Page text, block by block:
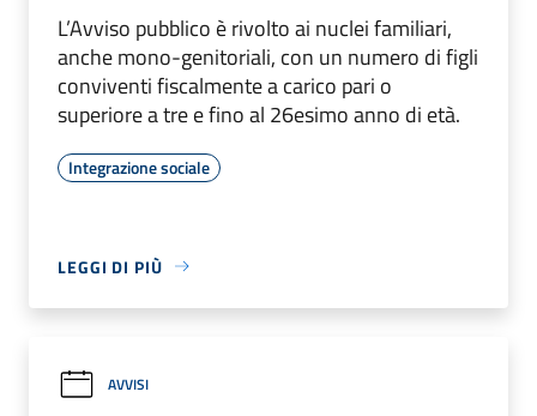
L’Avviso pubblico è rivolto ai nuclei familiari,
anche mono-genitoriali, con un numero di figli
conviventi fiscalmente a carico pari o
superiore a tre e fino al 26esimo anno di età.
Integrazione sociale
LEGGI DI PIÙ
AVVISI